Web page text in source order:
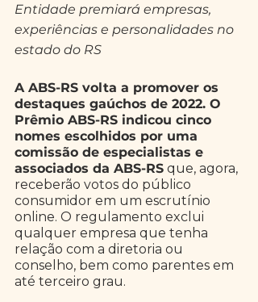
Entidade premiará empresas,
experiências e personalidades no
estado do RS
A ABS-RS volta a promover os
destaques gaúchos de 2022. O
Prêmio ABS-RS indicou cinco
nomes escolhidos por uma
comissão de especialistas e
associados da ABS-RS que, agora,
receberão votos do público
consumidor em um escrutínio
online. O regulamento exclui
qualquer empresa que tenha
relação com a diretoria ou
conselho, bem como parentes em
até terceiro grau.